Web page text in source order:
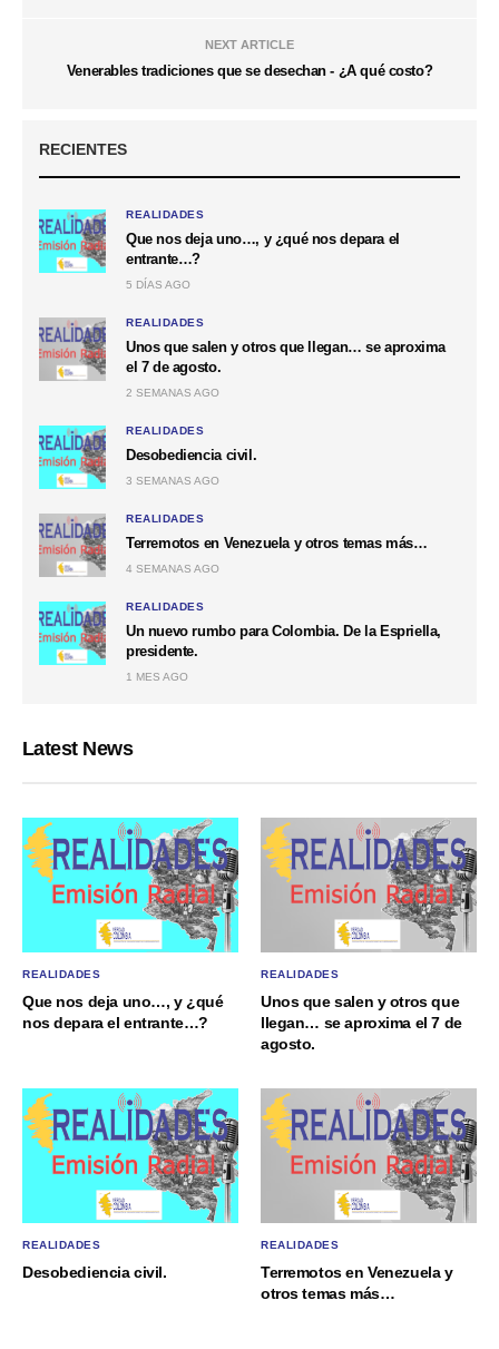
NEXT ARTICLE
Venerables tradiciones que se desechan - ¿A qué costo?
RECIENTES
REALIDADES
Que nos deja uno…, y ¿qué nos depara el
entrante…?
5 DÍAS AGO
REALIDADES
Unos que salen y otros que llegan… se aproxima
el 7 de agosto.
2 SEMANAS AGO
REALIDADES
Desobediencia civil.
3 SEMANAS AGO
REALIDADES
Terremotos en Venezuela y otros temas más…
4 SEMANAS AGO
REALIDADES
Un nuevo rumbo para Colombia. De la Espriella,
presidente.
1 MES AGO
Latest News
REALIDADES
Que nos deja uno…, y ¿qué
nos depara el entrante…?
REALIDADES
Unos que salen y otros que
llegan… se aproxima el 7 de
agosto.
REALIDADES
Desobediencia civil.
REALIDADES
Terremotos en Venezuela y
otros temas más…